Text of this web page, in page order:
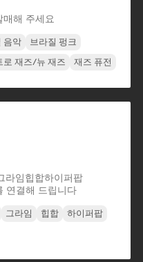
해 주세요
음악
브라질 펑크
로 재즈/뉴 재즈 재즈 퓨전
라임힙합하이퍼팝
연결해 드립니다
그라임 힙합
하이퍼팝